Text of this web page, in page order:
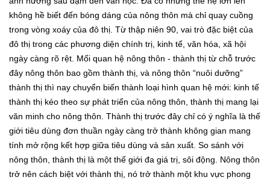
không hề biết đến bóng dáng của nông thôn mà chỉ quay cuồng
trong vòng xoáy của đô thị. Từ thập niên 90, vai trò đặc biệt của
đô thị trong các phương diện chính trị, kinh tế, văn hóa, xã hội
ngày càng rõ rệt. Mối quan hệ nông thôn - thành thị từ chỗ trước
đây nông thôn bao gồm thành thị, và nông thôn “nuôi dưỡng”
thành thị thì nay chuyển biến thành loại hình quan hệ mới: kinh tế
thành thị kéo theo sự phát triển của nông thôn, thành thị mang lại
văn minh cho nông thôn. Thành thị trước đây chỉ có ý nghĩa là thế
giới tiêu dùng đơn thuần ngày càng trở thành không gian mang
tính mở rộng kết hợp giữa tiêu dùng và sản xuất. So sánh với
nông thôn, thành thị là một thế giới đa giá trị, sôi động. Nông thôn
trở nên cách biệt với thành thị, nó trở thành một khu vực phong